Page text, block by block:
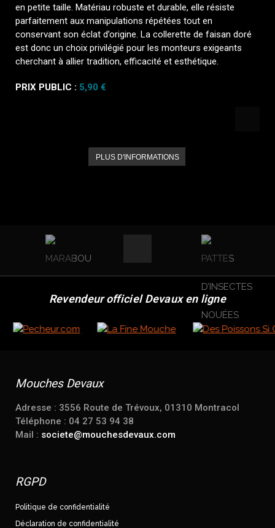
en petite taille. Matériau robuste et durable, elle résiste
parfaitement aux manipulations répétées tout en
conservant son éclat d’origine. La collerette de faisan doré
est donc un choix privilégié pour les monteurs exigeants
cherchant à allier tradition, efficacité et esthétique.
PRIX PUBLIC : 5,90 €
PLUS D'INFORMATIONS
Revendeur officiel Devaux en ligne
Mouches Devaux
Adresse : 3556 Route de Trévoux, 01310 Montracol
Téléphone : 04 27 53 94 38
Mail : societe@mouchesdevaux.com
RGPD
Politique de confidentialité
Déclaration de confidentialité